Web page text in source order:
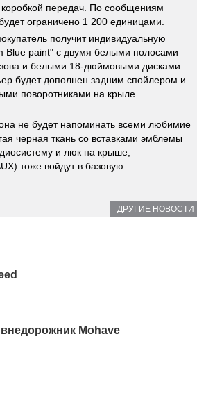
коробкой передач. По сообщениям
ограничено 1 200 единицами.
получит индивидуальную
Blue paint" с двумя белыми полосами
и белыми 18-дюймовыми дисками
будет дополнен задним спойлером и
поворотниками на крыле
не будет напоминать всеми любимие
черная ткань со вставками эмблемы
и люк на крыше,
тоже войдут в базовую
ДРУГИЕ НОВОСТИ
Mohave